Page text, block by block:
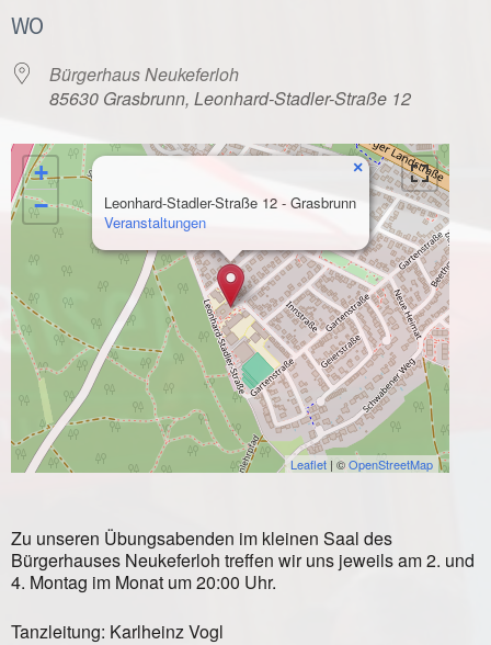
WO
Bürgerhaus Neukeferloh
85630 Grasbrunn, Leonhard-Stadler-Straße 12
Leonhard-Stadler-Straße 12 - Grasbrunn
Veranstaltungen
×
+
−
Leaflet | ©OpenStreetMap
Zu unseren Übungsabenden im kleinen Saal des
Bürgerhauses Neukeferloh treffen wir uns jeweils am 2. und
4. Montag im Monat um 20:00 Uhr.
Tanzleitung: Karlheinz Vogl